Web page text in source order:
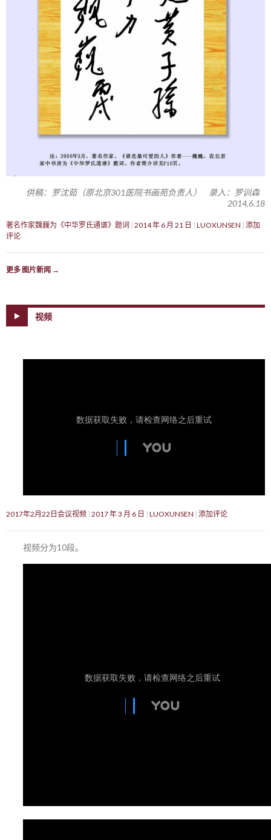
供稿：罗沈茹（原北京301医院书画苑负责人） 录入：罗训森
2014.6.18
著名作家魏巍为《中华罗氏通谱》题词 2014 年 6 月 21 日 LUOXUNSEN 添加
评论
更多 图片新闻 →
视频
2017年2月22日会议视频 2017 年 3 月 6 日 LUOXUNSEN 添加评论
视频分为10段。